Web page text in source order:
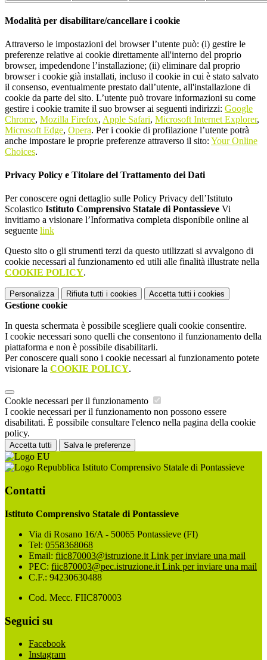
Modalità per disabilitare/cancellare i cookie
Attraverso le impostazioni del browser l’utente può: (i) gestire le
preferenze relative ai cookie direttamente all'interno del proprio
browser, impedendone l’installazione; (ii) eliminare dal proprio
browser i cookie già installati, incluso il cookie in cui è stato salvato
il consenso, eventualmente prestato dall’utente, all'installazione di
cookie da parte del sito. L’utente può trovare informazioni su come
gestire i cookie tramite il suo browser ai seguenti indirizzi: Google
Chrome, Mozilla Firefox, Apple Safari, Microsoft Internet Explorer,
Microsoft Edge, Opera. Per i cookie di profilazione l’utente potrà
anche impostare le proprie preferenze attraverso il sito: Your Online
Choices.
Privacy Policy e Titolare del Trattamento dei Dati
Per conoscere ogni dettaglio sulle Policy Privacy dell’Istituto
Scolastico Istituto Comprensivo Statale di Pontassieve Vi
invitiamo a visionare l’Informativa completa disponibile online al
seguente link
Questo sito o gli strumenti terzi da questo utilizzati si avvalgono di
cookie necessari al funzionamento ed utili alle finalità illustrate nella
COOKIE POLICY.
Personalizza Rifiuta tutti i cookies Accetta tutti i cookies
Gestione cookie
In questa schermata è possibile scegliere quali cookie consentire.
I cookie necessari sono quelli che consentono il funzionamento della
piattaforma e non è possibile disabilitarli.
Per conoscere quali sono i cookie necessari al funzionamento potete
visionare la COOKIE POLICY.
Cookie necessari per il funzionamento
I cookie necessari per il funzionamento non possono essere
disabilitati. È possibile consultare l'elenco nella pagina della cookie
policy.
Accetta tutti Salva le preferenze
Istituto Comprensivo Statale di Pontassieve
Contatti
Istituto Comprensivo Statale di Pontassieve
Via di Rosano 16/A - 50065 Pontassieve (FI)
Tel: 0558368068
Email: fiic870003@istruzione.it Link per inviare una mail
PEC: fiic870003@pec.istruzione.it Link per inviare una mail
C.F.: 94230630488
Cod. Mecc. FIIC870003
Seguici su
Facebook
Instagram